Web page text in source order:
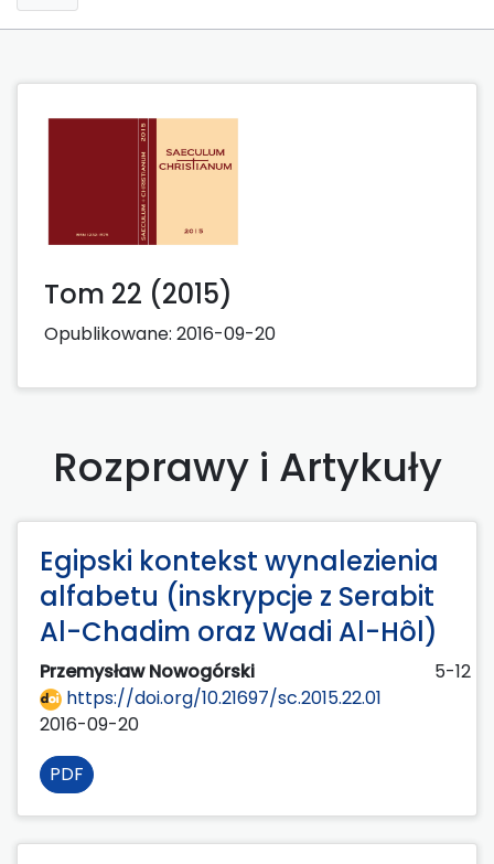
Tom 22 (2015)
Opublikowane: 2016-09-20
Rozprawy i Artykuły
Egipski kontekst wynalezienia
alfabetu (inskrypcje z Serabit
Al-Chadim oraz Wadi Al-Hôl)
Przemysław Nowogórski
5-12
https://doi.org/10.21697/sc.2015.22.01
2016-09-20
PDF